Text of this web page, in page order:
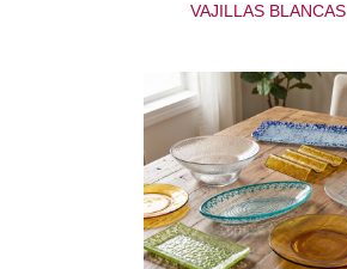
VAJILLAS BLANCAS